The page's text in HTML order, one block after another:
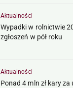
Aktualności
Wypadki w rolnictwie
zgłoszeń w pół roku
Aktualności
Ponad 4 mln zł kary